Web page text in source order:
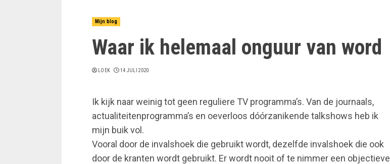
Mijn blog
Waar ik helemaal onguur van word
LOEK 14 JULI 2020
Ik kijk naar weinig tot geen reguliere TV programma’s. Van de journaals,
actualiteitenprogramma’s en oeverloos dóórzanikende talkshows heb ik
mijn buik vol.
Vooral door de invalshoek die gebruikt wordt, dezelfde invalshoek die ook
door de kranten wordt gebruikt. Er wordt nooit of te nimmer een objectieve